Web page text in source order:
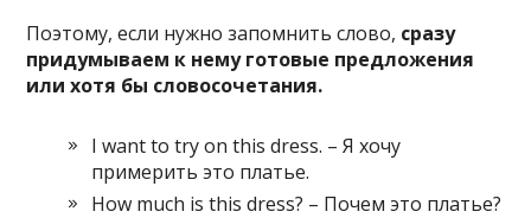
Поэтому, если нужно запомнить слово, сразу
придумываем к нему готовые предложения
или хотя бы словосочетания.
I want to try on this dress. – Я хочу
примерить это платье.
How much is this dress? – Почем это платье?